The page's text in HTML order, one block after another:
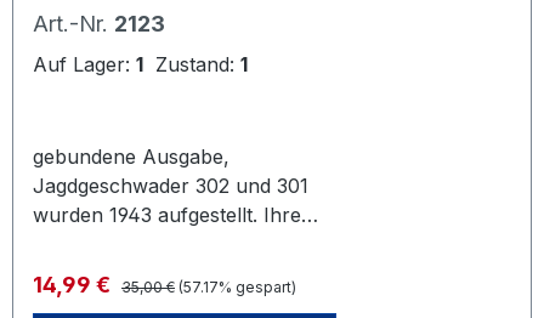
Art.-Nr. 2123
Auf Lager: 1 Zustand: 1
gebundene Ausgabe,
Jagdgeschwader 302 und 301
wurden 1943 aufgestellt. Ihre
Bomberverbände Tag und Nacht mit
einmotorigen Maschienen vom Typ
Verkaufspreis:
14,99 € Regulärer Preis:
35,00 € (57.17% gespart)